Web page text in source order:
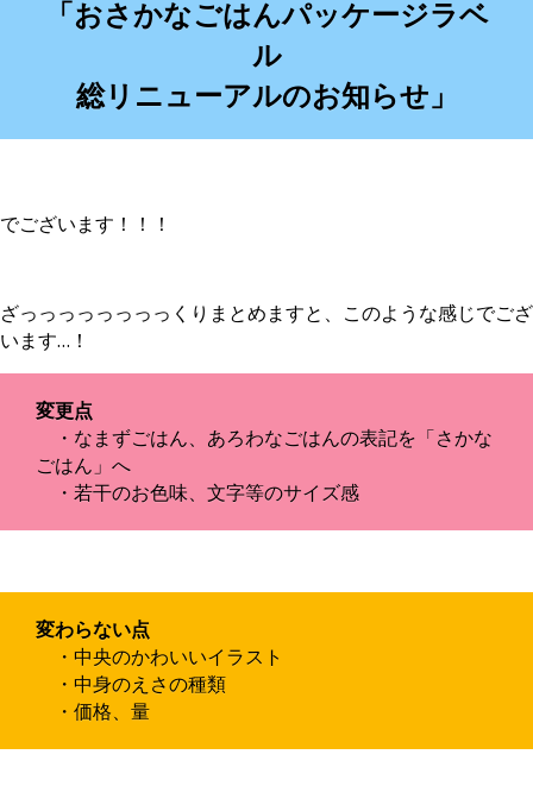
「おさかなごはんパッケージラベ
ル
総リニューアルのお知らせ」
でございます！！！
ざっっっっっっっっくりまとめますと、このような感じでござ
います…！
変更点
・なまずごはん、あろわなごはんの表記を「さかな
ごはん」へ
・若干のお色味、文字等のサイズ感
変わらない点
・中央のかわいいイラスト
・中身のえさの種類
・価格、量